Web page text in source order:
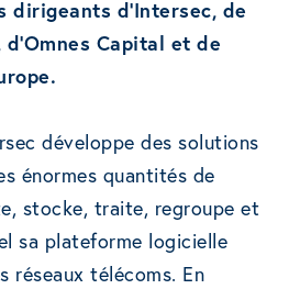
dirigeants d’Intersec, de
Capital et de
développe des solutions
énormes quantités de
stocke, traite, regroupe et
sa plateforme logicielle
réseaux télécoms. En